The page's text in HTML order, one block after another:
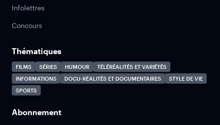
Infolettres
Concours
Thématiques
FILMS SÉRIES HUMOUR
TÉLÉRÉALITÉS ET VARIÉTÉS
INFORMATIONS
DOCU-RÉALITÉS ET DOCUMENTAIRES
STYLE DE VIE
SPORTS
Abonnement